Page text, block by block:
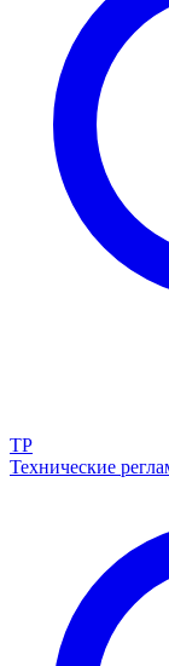
ТР
Технические